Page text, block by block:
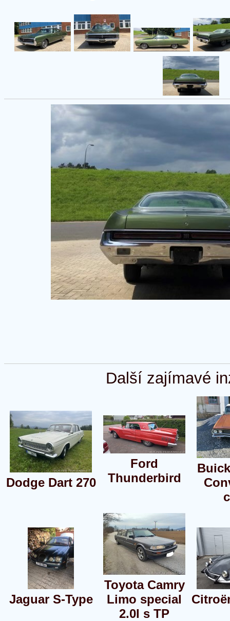
Další zajímavé
Dodge Dart 270
Ford
Thunderbird
Jaguar S-Type
Toyota Camry
Limo special
2.0l s TP